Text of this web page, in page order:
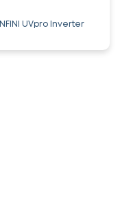
INFINI UVpro Inverter